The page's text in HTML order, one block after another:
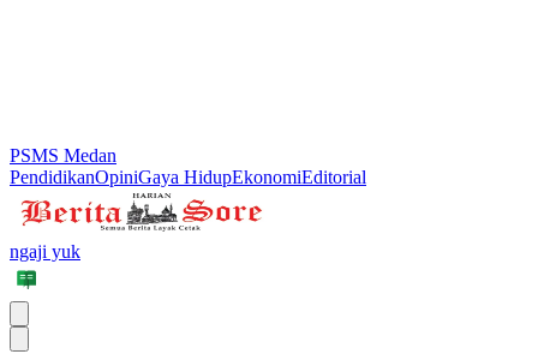
PSMS Medan
PendidikanOpiniGaya HidupEkonomiEditorial
ngaji yuk